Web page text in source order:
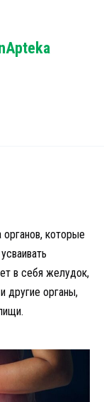
которые
в себя желудок,
другие органы,